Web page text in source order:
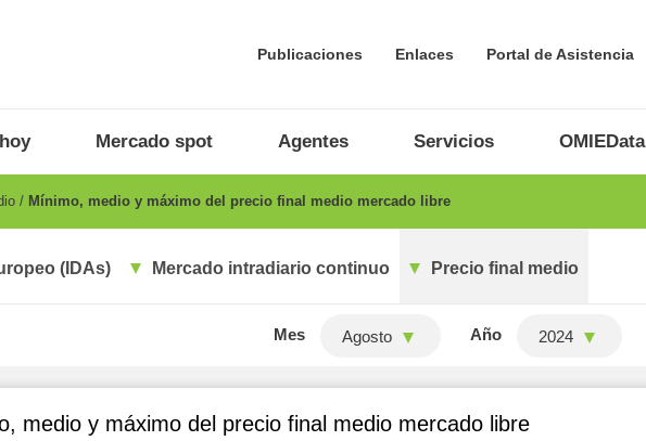
Publicaciones Enlaces Portal de Asistencia
Mercado spot Agentes Servicios OMIEData
Mínimo, medio y máximo del precio final medio mercado libre
(IDAs) Mercado intradiario continuo Precio final medio
Mes Agosto Año 2024
medio y máximo del precio final medio mercado libre